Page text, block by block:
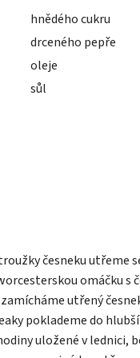
hnědého cukru
drceného pepře
oleje
sůl
česneku utřeme
omáčku s
utřený
poklademe do
uložené v